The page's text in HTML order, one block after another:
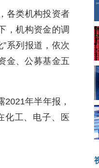
各类机构投资者
，机构资金的调
系列报道，依次
金、公募基金五
年半年报，
化工、电子、医